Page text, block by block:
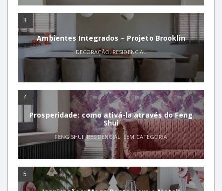
3
Ambientes Integrados – Projeto Brooklin
DECORAÇÃO,RESIDENCIAL
4
Prosperidade: como ativá-la através do Feng
Shui
FENG SHUI,RESIDENCIAL ,SEM CATEGORIA
5